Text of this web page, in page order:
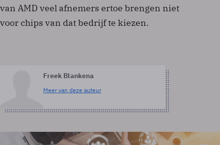
van AMD veel afnemers ertoe brengen niet
voor chips van dat bedrijf te kiezen.
Freek Blankena
Meer van deze auteur